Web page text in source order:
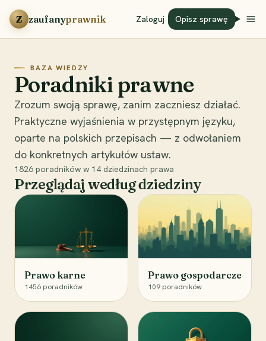
Przejdź do treści
Z zaufanyprawnik Zaloguj Opisz sprawę
BAZA WIEDZY
Poradniki prawne
Zrozum swoją sprawę, zanim zaczniesz działać.
Praktyczne wyjaśnienia w przystępnym języku,
oparte na polskich przepisach — z odwołaniem
do konkretnych artykułów ustaw.
1826 poradników w 14 dziedzinach prawa
Przeglądaj według dziedziny
Prawo karne
1456 poradników
Prawo gospodarcze
109 poradników